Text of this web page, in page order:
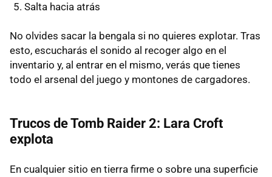
Salta hacia atrás
No olvides sacar la bengala si no quieres explotar. Tras
esto, escucharás el sonido al recoger algo en el
inventario y, al entrar en el mismo, verás que tienes
todo el arsenal del juego y montones de cargadores.
Trucos de Tomb Raider 2: Lara Croft
explota
En cualquier sitio en tierra firme o sobre una superficie